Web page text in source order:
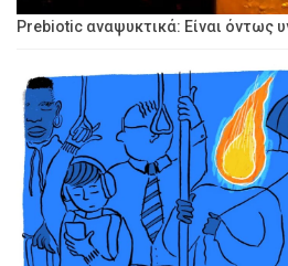
Prebiotic αναψυκτικά: Είναι όντως